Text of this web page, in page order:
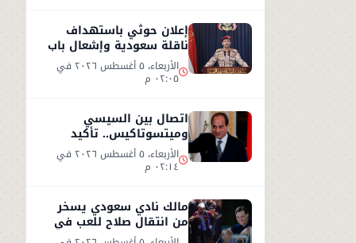
إعلان حوثي باستهداف
ناقلة سعودية وإشعال باب
المندب الأربعاء، ٥ أغسطس ٢٠٢٦ في
٠٢:٠٥ م
اتصال بين السيسي
وميتسوتاكيس.. تأكيد
مصري على دعم اليونان بعد
حرائق الغابات الأربعاء، ٥ أغسطس ٢٠٢٦ في
٠٢:١٤ م
مالك نادي سعودي يسخر
من انتقال صلاح للعب في
تركيا ورفضه روشن